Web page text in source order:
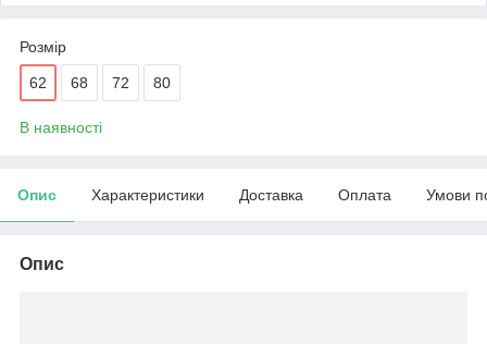
Розмір
62 68 72 80
В наявності
Опис Характеристики Доставка Оплата Умови
Опис